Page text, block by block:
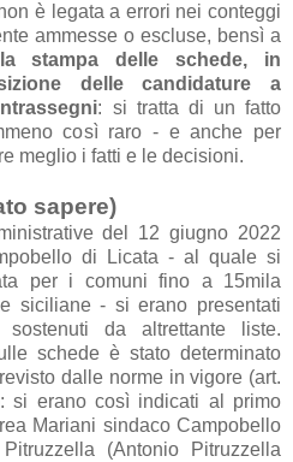
è legata a errori nei conteggi
ammesse o escluse, bensì a
stampa delle schede, in
delle candidature a
: si tratta di un fatto
così raro - e anche per
meglio i fatti e le decisioni.
sapere)
del 12 giugno 2022
di Licata - al quale si
per i comuni fino a 15mila
siciliane - si erano presentati
da altrettante liste.
schede è stato determinato
dalle norme in vigore (art.
si erano così indicati al primo
Mariani sindaco Campobello
(Antonio Pitruzzella